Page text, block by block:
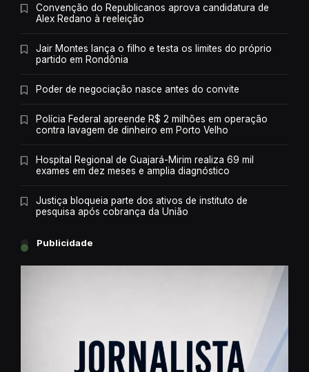
Convenção do Republicanos aprova candidatura de
Alex Redano à reeleição
Jair Montes lança o filho e testa os limites do próprio
partido em Rondônia
Poder de negociação nasce antes do convite
Polícia Federal apreende R$ 2 milhões em operação
contra lavagem de dinheiro em Porto Velho
Hospital Regional de Guajará-Mirim realiza 69 mil
exames em dez meses e amplia diagnóstico
Justiça bloqueia parte dos ativos de instituto de
pesquisa após cobrança da União
Publicidade